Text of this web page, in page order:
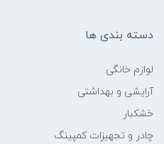
دسته بندی ها
لوازم خانگی
آرایشی و بهداشتی
خشکبار
چادر و تجهیزات کمپینگ